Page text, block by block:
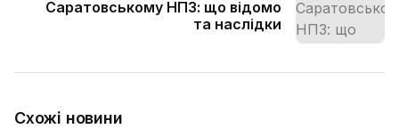
Саратовському НПЗ: що відомо
та наслідки
Схожі новини